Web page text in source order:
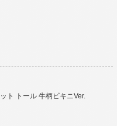
ト トール 牛柄ビキニVer.